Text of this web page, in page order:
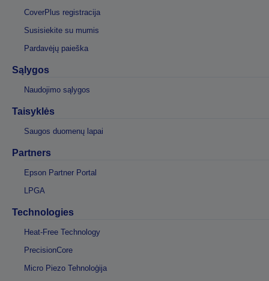
CoverPlus registracija
Susisiekite su mumis
Pardavėjų paieška
Sąlygos
Naudojimo sąlygos
Taisyklės
Saugos duomenų lapai
Partners
Epson Partner Portal
LPGA
Technologies
Heat-Free Technology
PrecisionCore
Micro Piezo Tehnoloģija